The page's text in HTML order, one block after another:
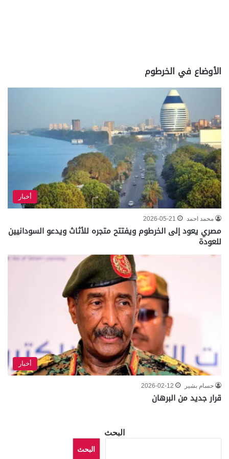
الأوضاع في الخرطوم
أخبار
محمد احمد 2026-05-21
مصري يعود إلى الخرطوم ويفتتح متجره للأثاث ويدعو السودانيين
للعودة
أخبار
حسام بشير 2026-02-12
قرار جديد من البرهان
البحث
البحث